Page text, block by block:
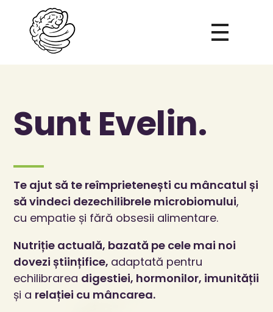
Sunt Evelin.
Te ajut să te reîmprietenești cu mâncatul și
să vindeci dezechilibrele microbiomului,
cu empatie și fără obsesii alimentare.
Nutriție actuală, bazată pe cele mai noi
dovezi științifice, adaptată pentru
echilibrarea digestiei, hormonilor, imunității
și a relației cu mâncarea.